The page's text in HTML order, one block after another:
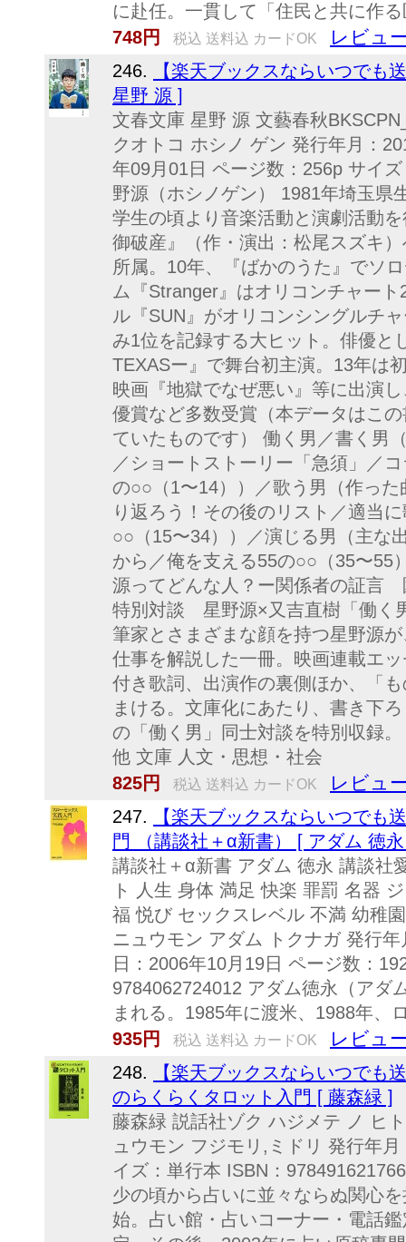
に赴任。一貫して「住民と共に作
748円
税込 送料込 カードOK レビュ
246.
【楽天ブックスならいつでも
星野 源 ]
文春文庫 星野 源 文藝春秋
クオトコ ホシノ ゲン 発行年月：
年09月01日 ページ数：256p サイ
野源（ホシノゲン） 1981年埼玉県
学生の頃より音楽活動と演劇活動
御破産』（作・演出：松尾スズキ
所属。10年、『ばかのうた』でソ
ム『Stranger』はオリコンチャー
ル『SUN』がオリコンシングルチ
み1位を記録する大ヒット。俳優と
TEXASー』で舞台初主演。13年は
映画『地獄でなぜ悪い』等に出演
優賞など多数受賞（本データはこ
ていたものです） 働く男／書く男
／ショートストーリー「急須」／
の○○（1〜14））／歌う男（作っ
り返ろう！その後のリスト／適当
○○（15〜34））／演じる男（主な
から／俺を支える55の○○（35〜55
源ってどんな人？ー関係者の証言
特別対談 星野源×又吉直樹「働く
筆家とさまざまな顔を持つ星野源
仕事を解説した一冊。映画連載エ
付き歌詞、出演作の裏側ほか、「
まける。文庫化にあたり、書き下
の「働く男」同士対談を特別収録
他 文庫 人文・思想・社会
825円
税込 送料込 カードOK レビュ
247.
【楽天ブックスならいつでも
門 （講談社＋α新書） [ アダム 徳
講談社＋α新書 アダム 徳永 講談社
ト 人生 身体 満足 快楽 罪罰 名器
福 悦び セックスレベル 不満 幼稚
ニュウモン アダム トクナガ 発行
日：2006年10月19日 ページ数：
9784062724012 アダム徳永（アダ
まれる。1985年に渡米、1988年、
935円
税込 送料込 カードOK レビュ
248.
【楽天ブックスならいつでも
のらくらくタロット入門 [ 藤森緑 ]
藤森緑 説話社ゾク ハジメテ ノ ヒ
ュウモン フジモリ,ミドリ 発行年
イズ：単行本 ISBN：
少の頃から占いに並々ならぬ関心
始。占い館・占いコーナー・電話